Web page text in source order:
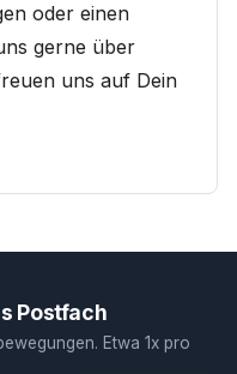
oder einen
gerne über
uns auf Dein
Postfach
Etwa 1x pro